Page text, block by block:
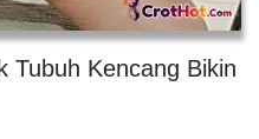
Tubuh Kencang Bikin